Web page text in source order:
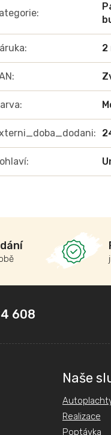
:
: 2
:
:
:
:
608
Naše
Realizace
Poptávka